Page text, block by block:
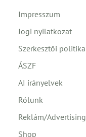
Impresszum
Jogi nyilatkozat
Szerkesztői politika
ÁSZF
AI irányelvek
Rólunk
Reklám/Advertising
Shop